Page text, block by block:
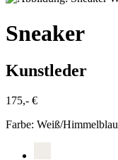
Sneaker
Kunstleder
175,- €
Farbe: Weiß/Himmelblau